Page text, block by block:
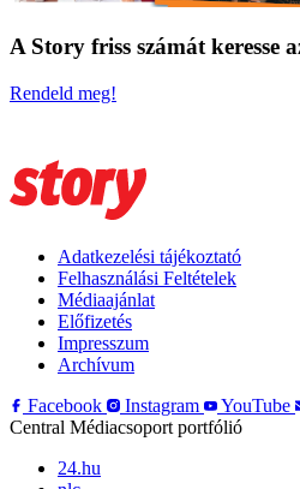
A Story friss számát keresse
Rendeld meg!
Adatkezelési tájékoztató
Felhasználási Feltételek
Médiaajánlat
Előfizetés
Impresszum
Archívum
Facebook
Instagram YouTube
Central Médiacsoport portfólió
24.hu